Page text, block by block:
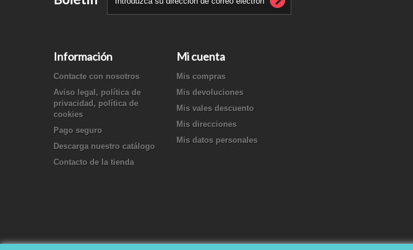
Información
Contacte con nosotros
Aviso legal, política de
privacidad, política de
cookies
Pago seguro
Descarga nuestro catálogo
Contacto de la tienda
Mi cuenta
Mis compras
Mis devoluciones
Mis vales descuento
Mis direcciones
Mis datos personales